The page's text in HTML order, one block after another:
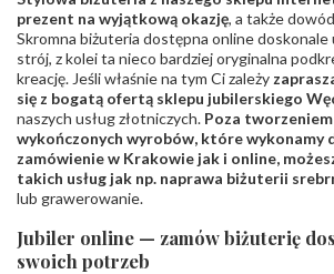
prezent na wyjątkową okazję, a także
Skromna biżuteria dostępna online doskonale
strój, z kolei ta nieco bardziej oryginalna
kreację. Jeśli właśnie na tym Ci zależy
się z bogatą ofertą sklepu jubilerskiego
naszych usług złotniczych. Poza
wykończonych wyrobów, które wykonamy
zamówienie w Krakowie jak i online,
takich usług jak np. naprawa biżuterii
lub grawerowanie.
Jubiler online — zamów biżuterię
swoich potrzeb